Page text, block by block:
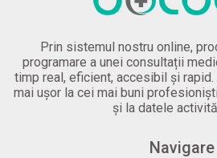
Prin sistemul nostru online,
programare a unei consultații
timp real, eficient, accesibil și
mai ușor la cei mai buni
și la datele
Navigare